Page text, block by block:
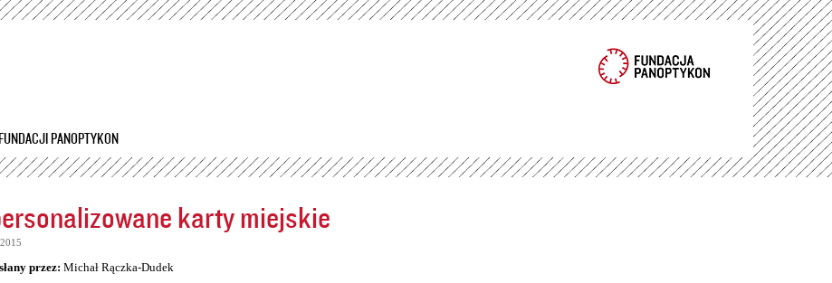
Przejdź
PANOPTYKON
karty miejskie
przez: Michał Rączka-Dudek